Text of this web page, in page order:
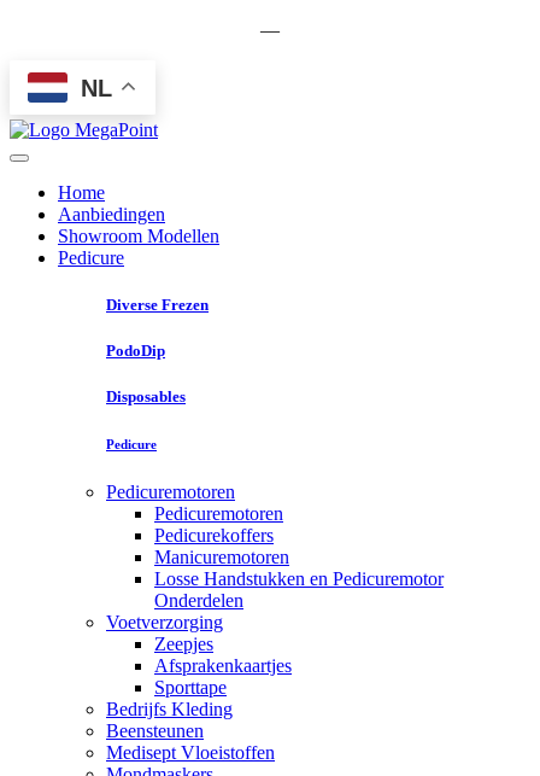
—
NL
Home
Aanbiedingen
Showroom Modellen
Pedicure
Diverse Frezen
PodoDip
Disposables
Pedicure
Pedicuremotoren
Pedicuremotoren
Pedicurekoffers
Manicuremotoren
Losse Handstukken en Pedicuremotor
Onderdelen
Voetverzorging
Zeepjes
Afsprakenkaartjes
Sporttape
Bedrijfs Kleding
Beensteunen
Medisept Vloeistoffen